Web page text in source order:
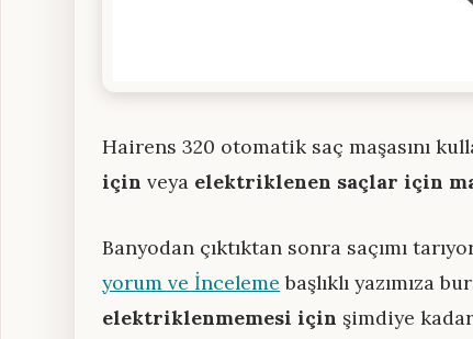
Hairens 320 otomatik saç maşasını
için veya elektriklenen saçlar için
Banyodan çıktıktan sonra saçımı
yorum ve İnceleme başlıklı yazımıza
elektriklenmemesi için şimdiye